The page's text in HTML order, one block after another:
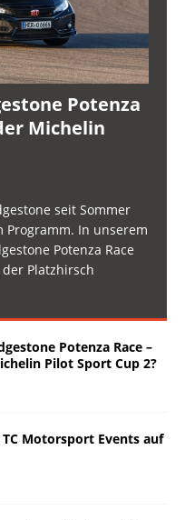
Potenza
Michelin
seit Sommer
Programm. In unserem
Potenza Race
Platzhirsch
Potenza Race –
Pilot Sport Cup 2?
Motorsport Events auf